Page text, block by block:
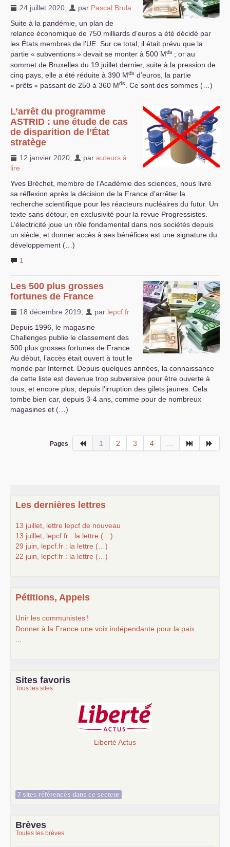
24 juillet 2020 par Pascal Brula
Suite à la pandémie, un plan de
relance économique de 750 milliards d’euros a été décidé par
les États membres de l’UE . Sur ce total, il était prévu que la
partie « subventions» devait se monter à 500 Mds ; or au
sommet de Bruxelles du 19 juillet dernier, suite à la pression de
cinq pays, elle a été réduite à 390 Mds d’euros, la partie
« prêts» passant de 250 à 360 Mds . Ce sont des sommes (…)
L’arrêt du programme
ASTRID : une étude de cas
de disparition de l’État
stratège
12 janvier 2020 par auteurs à
lire
Yves Bréchet, membre de l’Académie des sciences, nous livre
sa réflexion après la décision de la France d’arrêter la
recherche scientifique pour les réacteurs nucléaires du futur. Un
texte sans détour, en exclusivité pour la revue Progressistes.
L’électricité joue un rôle fondamental dans nos sociétés depuis
un siècle, et donner accès à ses bénéfices est une signature du
développement (…)
1
Les 500 plus grosses
fortunes de France
18 décembre 2019 par lepcf.fr
Depuis 1996, le magasine
Challenges publie le classement des
500 plus grosses fortunes de France.
Au début, l’accès était ouvert à tout le
monde par Internet. Depuis quelques années, la connaissance
de cette liste est devenue trop subversive pour être ouverte à
tous, et encore plus, depuis l’irruption des gilets jaunes. Cela
tombe bien car, depuis 3-4 ans, comme pour de nombreux
magasines et (…)
Pages 1 2 3 4
Les dernières lettres
13 juillet, lettre lepcf de nouveau
13 juillet, lepcf.fr : la lettre (…)
29 juin, lepcf.fr : la lettre (…)
22 juin, lepcf.fr : la lettre (…)
Pétitions, Appels
Unir les communistes !
Donner à la France une voix indépendante pour la paix
Sites favoris
Tous les sites
Liberté Actus
7 sites référencés dans ce secteur
Brèves
Toutes les brèves